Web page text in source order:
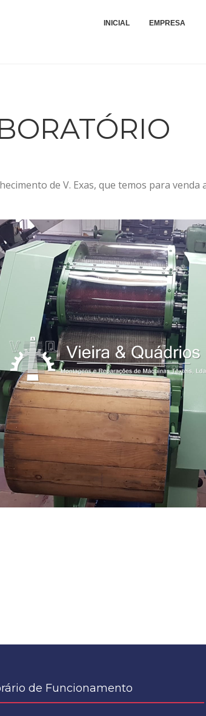
E QUÁDRIOS -
INICIAL EMPRESA
de V. Exas, que temos para venda
de Funcionamento